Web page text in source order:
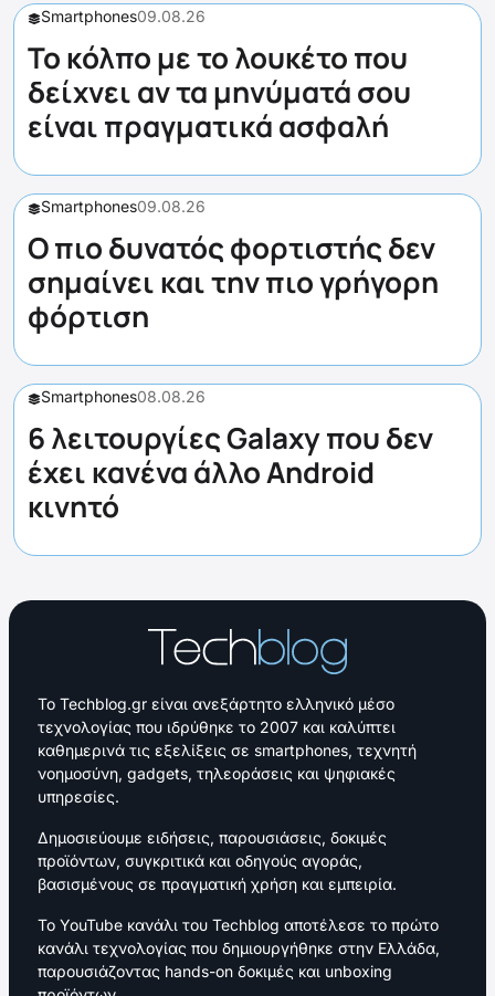
Smartphones09.08.26
Το κόλπο με το λουκέτο που
δείχνει αν τα μηνύματά σου
είναι πραγματικά ασφαλή
Smartphones09.08.26
Ο πιο δυνατός φορτιστής δεν
σημαίνει και την πιο γρήγορη
φόρτιση
Smartphones08.08.26
6 λειτουργίες Galaxy που δεν
έχει κανένα άλλο Android
κινητό
Το Techblog.gr είναι ανεξάρτητο ελληνικό μέσο
τεχνολογίας που ιδρύθηκε το 2007 και καλύπτει
καθημερινά τις εξελίξεις σε smartphones, τεχνητή
νοημοσύνη, gadgets, τηλεοράσεις και ψηφιακές
υπηρεσίες.
Δημοσιεύουμε ειδήσεις, παρουσιάσεις, δοκιμές
προϊόντων, συγκριτικά και οδηγούς αγοράς,
βασισμένους σε πραγματική χρήση και εμπειρία.
Το YouTube κανάλι του Techblog αποτέλεσε το πρώτο
κανάλι τεχνολογίας που δημιουργήθηκε στην Ελλάδα,
παρουσιάζοντας hands-on δοκιμές και unboxing